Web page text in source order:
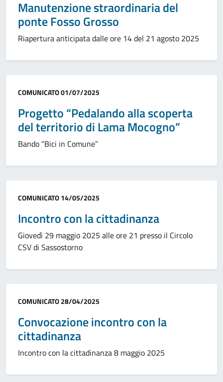
Manutenzione straordinaria del
ponte Fosso Grosso
Riapertura anticipata dalle ore 14 del 21 agosto 2025
Categoria:
COMUNICATO01/07/2025
Progetto “Pedalando alla scoperta
del territorio di Lama Mocogno”
Bando “Bici in Comune”
Categoria:
COMUNICATO14/05/2025
Incontro con la cittadinanza
Giovedì 29 maggio 2025 alle ore 21 presso il Circolo
CSV di Sassostorno
Categoria:
COMUNICATO28/04/2025
Convocazione incontro con la
cittadinanza
Incontro con la cittadinanza 8 maggio 2025